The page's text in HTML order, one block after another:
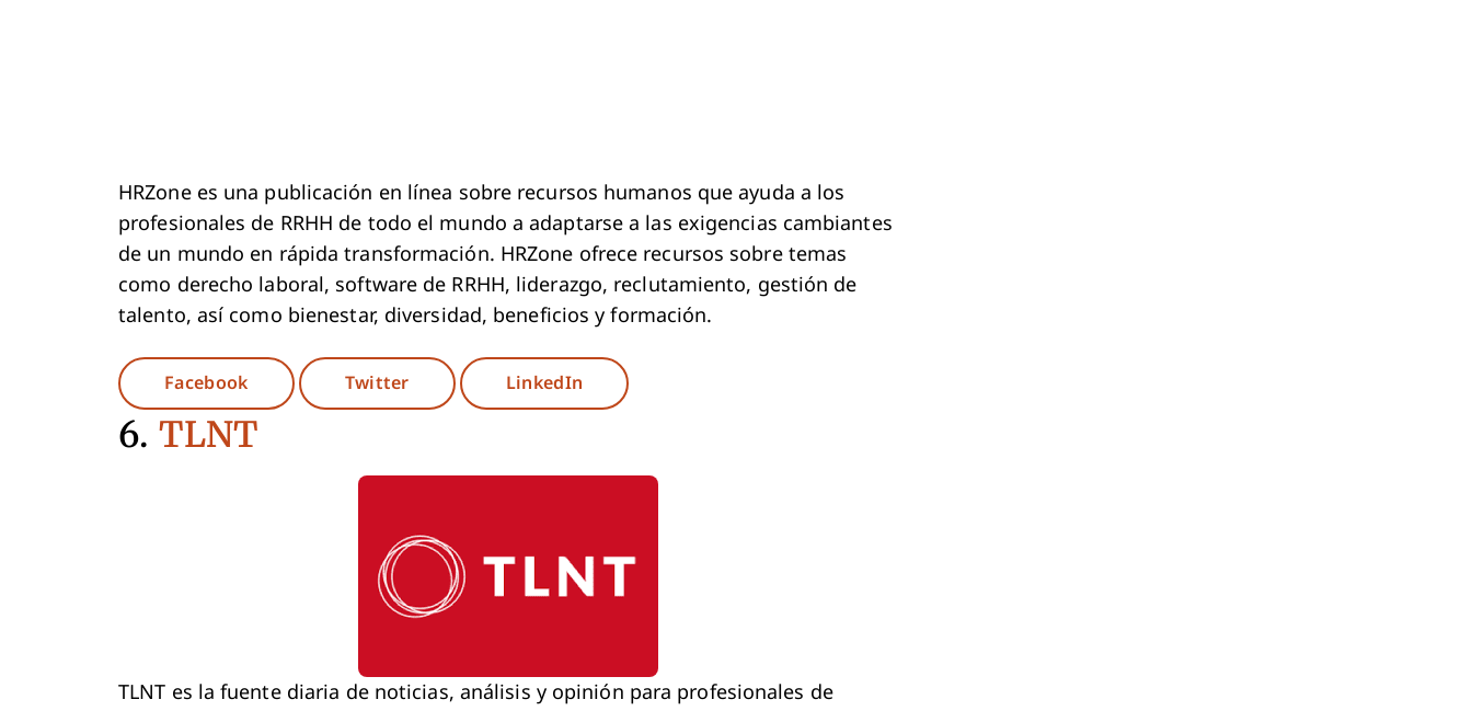
HRZone es una publicación en línea sobre recursos humanos que ayuda a los
profesionales de RRHH de todo el mundo a adaptarse a las exigencias cambiantes
de un mundo en rápida transformación. HRZone ofrece recursos sobre temas
como derecho laboral, software de RRHH, liderazgo, reclutamiento, gestión de
talento, así como bienestar, diversidad, beneficios y formación.
FacebookOpens New Window
TwitterOpens New Window
LinkedIn Opens New Window
6.TLNT
TLNT es la fuente diaria de noticias, análisis y opinión para profesionales de